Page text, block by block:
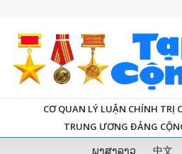
CƠ QUAN LÝ LUẬN CHÍNH TRỊ
TRUNG ƯƠNG ĐẢNG
ພາສາລາວ 中文